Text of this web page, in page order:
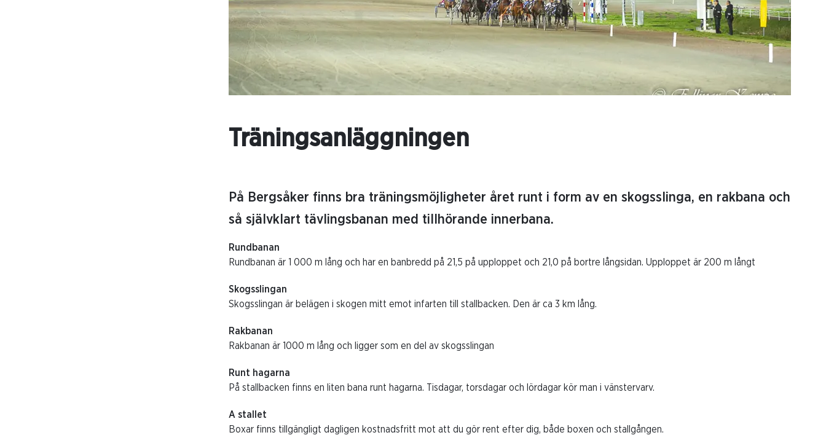
Träningsanläggningen
På Bergsåker finns bra träningsmöjligheter året runt i form av en skogsslinga, en rakbana och
så självklart tävlingsbanan med tillhörande innerbana.
Rundbanan
Rundbanan är 1 000 m lång och har en banbredd på 21,5 på upploppet och 21,0 på bortre långsidan. Upploppet är 200 m långt
Skogsslingan
Skogsslingan är belägen i skogen mitt emot infarten till stallbacken. Den är ca 3 km lång.
Rakbanan
Rakbanan är 1000 m lång och ligger som en del av skogsslingan
Runt hagarna
På stallbacken finns en liten bana runt hagarna. Tisdagar, torsdagar och lördagar kör man i vänstervarv.
A stallet
Boxar finns tillgängligt dagligen kostnadsfritt mot att du gör rent efter dig, både boxen och stallgången.